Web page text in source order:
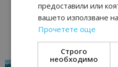
“Пощенска
предоставили или
вашето използване
Прочетете още
Строго
необходимо